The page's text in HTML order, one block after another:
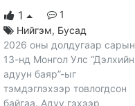
1
1
Нийгэм, Бусад
2026 оны долдугаар сарын
13-нд Монгол Улс “Дэлхийн
адуун баяр”-ыг
тэмдэглэхээр товлогдсон
байгаа. Адуу гэхээр